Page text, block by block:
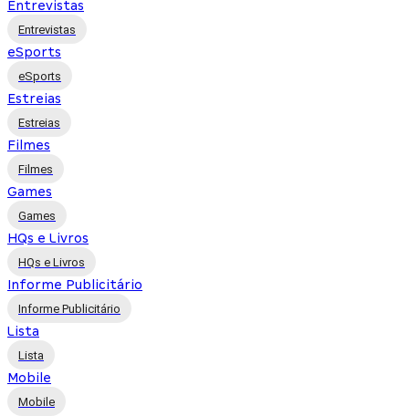
Entrevistas
Entrevistas
eSports
eSports
Estreias
Estreias
Filmes
Filmes
Games
Games
HQs e Livros
HQs e Livros
Informe Publicitário
Informe Publicitário
Lista
Lista
Mobile
Mobile